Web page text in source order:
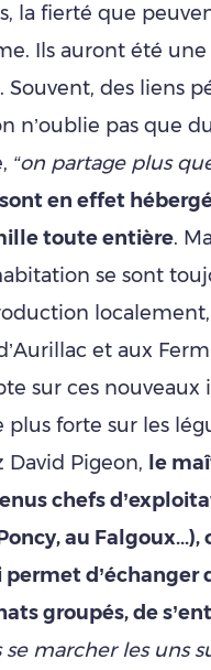
la fierté que
Ils auront été
des liens
n’oublie pas que
“on partage plus
en effet
toute entière.
se sont
et aux
sur ces nouveaux
forte sur les
David Pigeon, le
chefs
au
d’échanger
groupés, de
se marcher les uns